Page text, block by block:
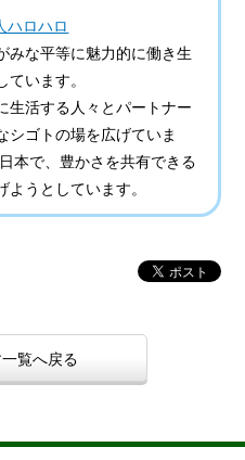
ハロハロ
みな平等に魅力的に働き生
ています。
生活する人々とパートナー
シゴトの場を広げていま
本で、豊かさを共有できる
うとしています。
覧へ戻る